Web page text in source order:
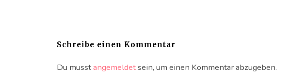
Schreibe einen Kommentar
Du musstangemeldetsein, um einen Kommentar abzugeben.